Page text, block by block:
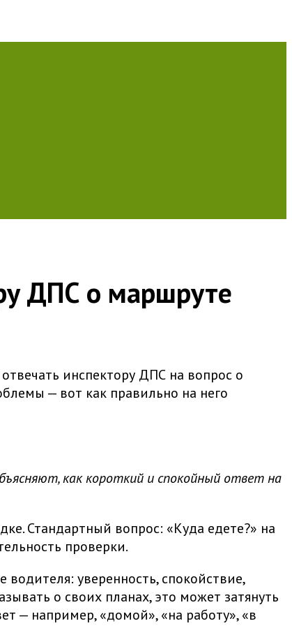
ДПС о маршруте
инспектору ДПС на вопрос о
— вот как правильно на него
как короткий и спокойный ответ на
Стандартный вопрос: «Куда едете?» на
проверки.
уверенность, спокойствие,
о своих планах, это может затянуть
— например, «домой», «на работу», «в